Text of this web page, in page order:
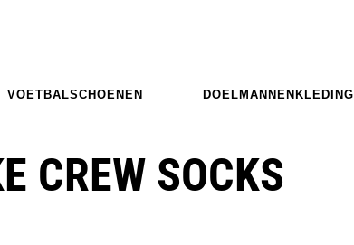
VOETBALSCHOENEN DOELMANNENKLEDING
CREW SOCKS